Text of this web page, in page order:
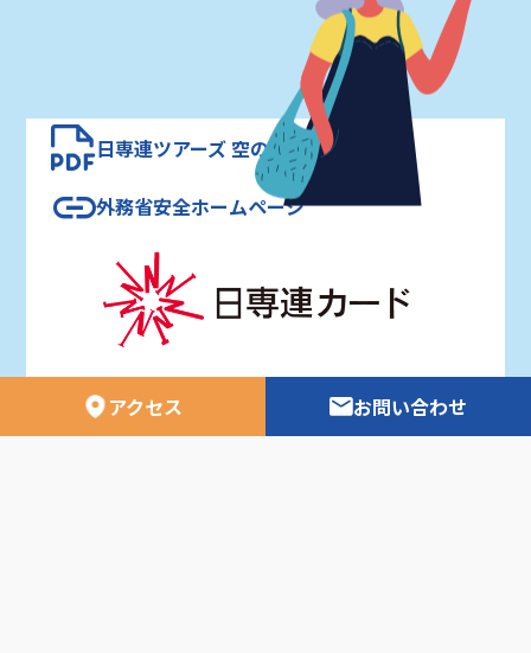
アクセス お問い合わせ
日専連ツアーズ 空の時刻表
外務省安全ホームページ
日専連ツアーズ ニュース